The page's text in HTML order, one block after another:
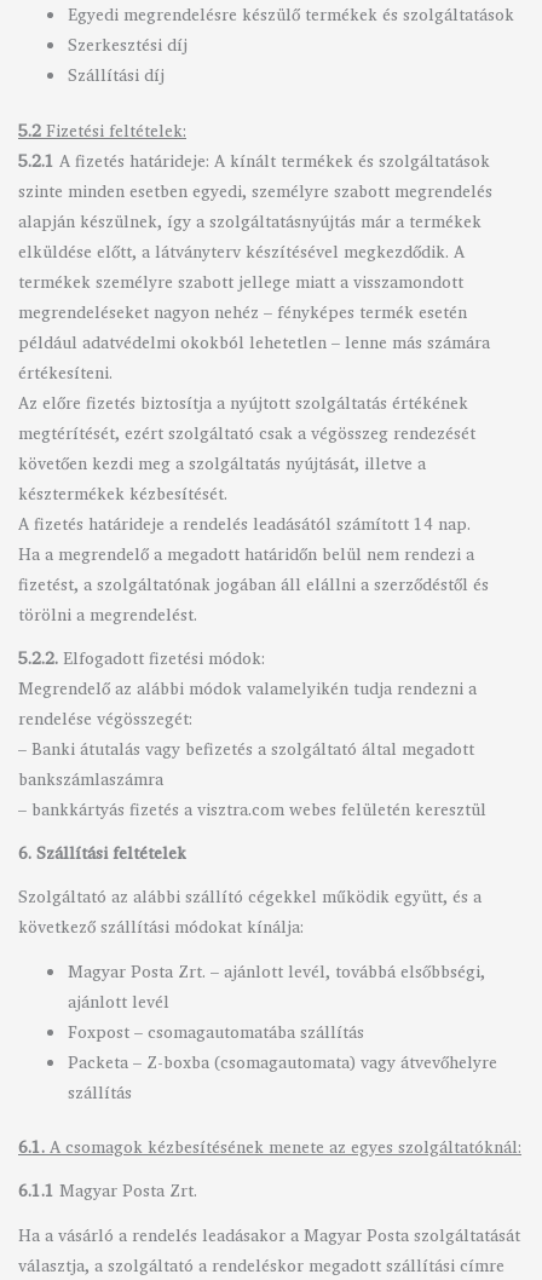
Egyedi megrendelésre készülő termékek és szolgáltatások
Szerkesztési díj
Szállítási díj
5.2Fizetési feltételek:
5.2.1 A fizetés határideje: A kínált termékek és szolgáltatások
szinte minden esetben egyedi, személyre szabott megrendelés
alapján készülnek, így a szolgáltatásnyújtás már a termékek
elküldése előtt, a látványterv készítésével megkezdődik. A
termékek személyre szabott jellege miatt a visszamondott
megrendeléseket nagyon nehéz – fényképes termék esetén
például adatvédelmi okokból lehetetlen – lenne más számára
értékesíteni.
Az előre fizetés biztosítja a nyújtott szolgáltatás értékének
megtérítését, ezért szolgáltató csak a végösszeg rendezését
követően kezdi meg a szolgáltatás nyújtását, illetve a
késztermékek kézbesítését.
A fizetés határideje a rendelés leadásától számított 14 nap.
Ha a megrendelő a megadott határidőn belül nem rendezi a
fizetést, a szolgáltatónak jogában áll elállni a szerződéstől és
törölni a megrendelést.
5.2.2.Elfogadott fizetési módok:
Megrendelő az alábbi módok valamelyikén tudja rendezni a
rendelése végösszegét:
– Banki átutalás vagy befizetés a szolgáltató által megadott
bankszámlaszámra
– bankkártyás fizetés a visztra.com webes felületén keresztül
6. Szállítási feltételek
Szolgáltató az alábbi szállító cégekkel működik együtt, és a
következő szállítási módokat kínálja:
Magyar Posta Zrt. – ajánlott levél, továbbá elsőbbségi,
ajánlott levél
Foxpost – csomagautomatába szállítás
Packeta – Z-boxba (csomagautomata) vagy átvevőhelyre
szállítás
6.1.A csomagok kézbesítésének menete az egyes szolgáltatóknál:
6.1.1 Magyar Posta Zrt.
Ha a vásárló a rendelés leadásakor a Magyar Posta szolgáltatását
választja, a szolgáltató a rendeléskor megadott szállítási címre